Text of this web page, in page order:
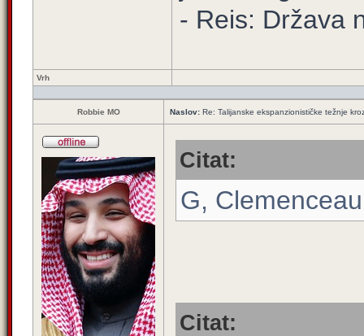
- Reis: Država
Vrh
Robbie MO Naslov: Re: Talijanske ekspanzionističke težnje
Citat:
G,
Citat: